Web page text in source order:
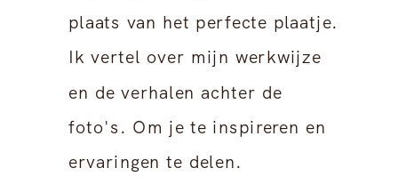
plaats van het perfecte plaatje.
Ik vertel over mijn werkwijze
en de verhalen achter de
foto's. Om je te inspireren en
ervaringen te delen.